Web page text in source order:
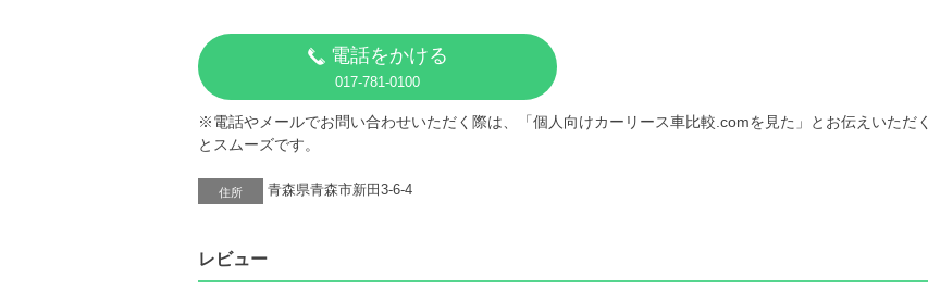
電話をかける
017-781-0100
※電話やメールでお問い合わせいただく際は、「個人向けカーリース車比較.comを見た」とお伝えいただく
とスムーズです。
住所 青森県青森市新田3-6-4
レビュー